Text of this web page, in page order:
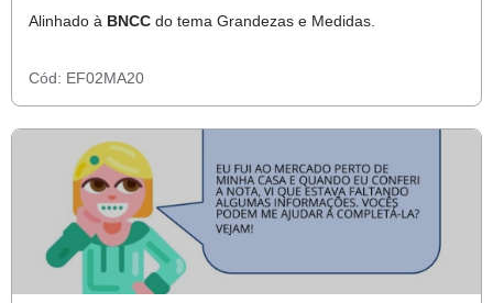
Alinhado à BNCC do tema Grandezas e Medidas.
Cód: EF02MA20